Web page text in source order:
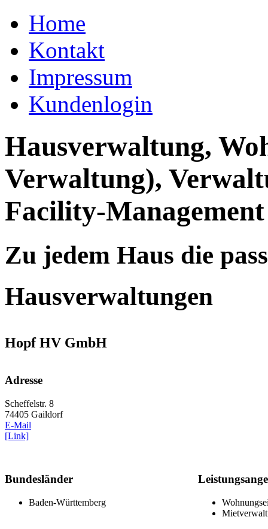
Home
Kontakt
Impressum
Kundenlogin
Hausverwaltung,
Verwaltung),
Facility-Management
Zu jedem Haus die
Hausverwaltungen
Hopf HV GmbH
Adresse
Scheffelstr. 8
74405 Gaildorf
E-Mail
[Link]
Bundesländer
Baden-Württemberg